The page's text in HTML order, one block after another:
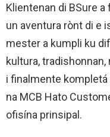
Klientenan di BSure
un aventura rònt di e
mester a kumpli ku
kultura,
i finalmente kompletá
na MCB Hato
ofisína prinsipal.